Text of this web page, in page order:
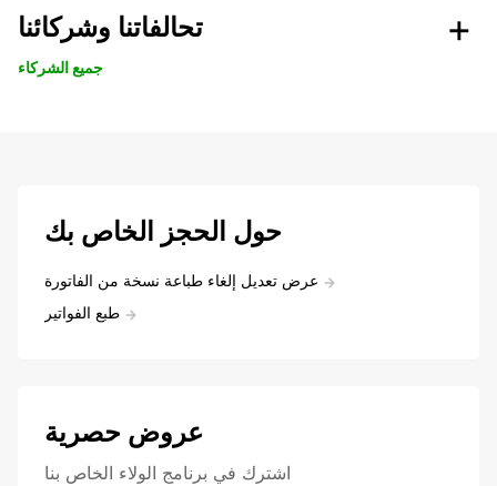
تحالفاتنا وشركائنا
جميع الشركاء
حول الحجز الخاص بك
عرض تعديل إلغاء طباعة نسخة من الفاتورة
طبع الفواتير
عروض حصرية
اشترك في برنامج الولاء الخاص بنا